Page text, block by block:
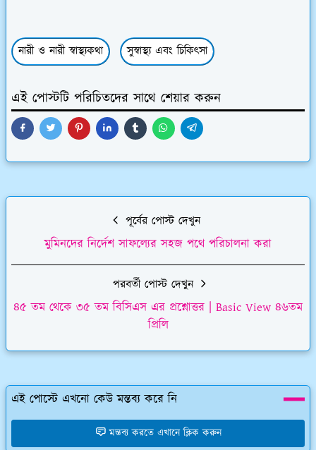
নারী ও নারী স্বাস্থ্যকথা সুস্বাস্থ্য এবং চিকিৎসা
এই পোস্টটি পরিচিতদের সাথে শেয়ার করুন
পূর্বের পোস্ট দেখুন
মুমিনদের নির্দেশ সাফল্যের সহজ পথে পরিচালনা করা
পরবর্তী পোস্ট দেখুন
৪৫ তম থেকে ৩৫ তম বিসিএস এর প্রশ্নোত্তর | Basic View ৪৬তম
প্রিলি
এই পোস্টে এখনো কেউ মন্তব্য করে নি
মন্তব্য করতে এখানে ক্লিক করুন